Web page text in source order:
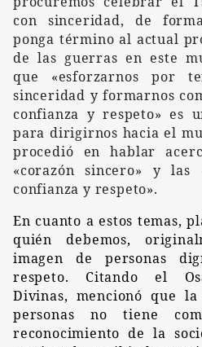
con sinceridad, de
ponga término al actual
de las guerras en este
que «esforzarnos
por
sinceridad y formarnos
confianza y respeto» es
para dirigirnos hacia el
procedió en hablar
«corazón sincero» ylas
confianza y respeto».
En cuanto a estos temas, p
quién debemos,
imagen de personas
respeto. Citando el
Divinas, mencionó que la
personas notiene
reconocimiento de la